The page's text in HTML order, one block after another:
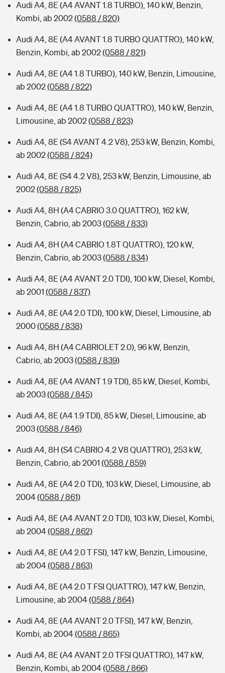
Audi A4, 8E (A4 AVANT 1.8 TURBO), 140 kW, Benzin,
Kombi, ab 2002(0588 / 820)
Audi A4, 8E (A4 AVANT 1.8 TURBO QUATTRO), 140 kW,
Benzin, Kombi, ab 2002(0588 / 821)
Audi A4, 8E (A4 1.8 TURBO), 140 kW, Benzin, Limousine,
ab 2002(0588 / 822)
Audi A4, 8E (A4 1.8 TURBO QUATTRO), 140 kW, Benzin,
Limousine, ab 2002(0588 / 823)
Audi A4, 8E (S4 AVANT 4.2 V8), 253 kW, Benzin, Kombi,
ab 2002(0588 / 824)
Audi A4, 8E (S4 4.2 V8), 253 kW, Benzin, Limousine, ab
2002(0588 / 825)
Audi A4, 8H (A4 CABRIO 3.0 QUATTRO), 162 kW,
Benzin, Cabrio, ab 2003(0588 / 833)
Audi A4, 8H (A4 CABRIO 1.8T QUATTRO), 120 kW,
Benzin, Cabrio, ab 2003(0588 / 834)
Audi A4, 8E (A4 AVANT 2.0 TDI), 100 kW, Diesel, Kombi,
ab 2001 (0588 / 837)
Audi A4, 8E (A4 2.0 TDI), 100 kW, Diesel, Limousine, ab
2000(0588 / 838)
Audi A4, 8H (A4 CABRIOLET 2.0), 96 kW, Benzin,
Cabrio, ab 2003(0588 / 839)
Audi A4, 8E (A4 AVANT 1.9 TDI), 85 kW, Diesel, Kombi,
ab 2003(0588 / 845)
Audi A4, 8E (A4 1.9 TDI), 85 kW, Diesel, Limousine, ab
2003(0588 / 846)
Audi A4, 8H (S4 CABRIO 4.2 V8 QUATTRO), 253 kW,
Benzin, Cabrio, ab 2001 (0588 / 859)
Audi A4, 8E (A4 2.0 TDI), 103 kW, Diesel, Limousine, ab
2004(0588 / 861)
Audi A4, 8E (A4 AVANT 2.0 TDI), 103 kW, Diesel, Kombi,
ab 2004(0588 / 862)
Audi A4, 8E (A4 2.0 T FSI), 147 kW, Benzin, Limousine,
ab 2004(0588 / 863)
Audi A4, 8E (A4 2.0 T FSI QUATTRO), 147 kW, Benzin,
Limousine, ab 2004(0588 / 864)
Audi A4, 8E (A4 AVANT 2.0 TFSI), 147 kW, Benzin,
Kombi, ab 2004(0588 / 865)
Audi A4, 8E (A4 AVANT 2.0 TFSI QUATTRO), 147 kW,
Benzin, Kombi, ab 2004(0588 / 866)